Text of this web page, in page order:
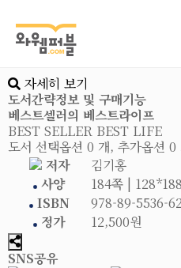
자세히 보기
도서간략정보 및 구매기능
베스트셀러의 베스트라이프
BEST SELLER BEST LIFE
도서 선택옵션 0 개, 추가옵션 0
저자
김기홍
사양
184쪽 | 128*188
ISBN
978-89-5536-
정가
12,500원
SNS공유